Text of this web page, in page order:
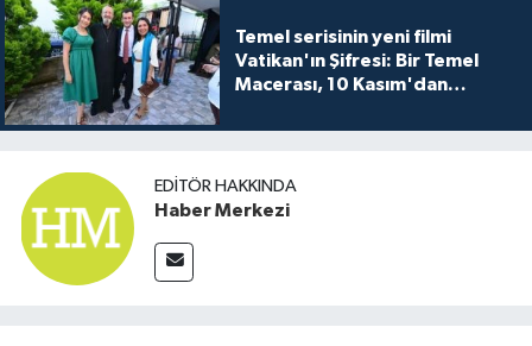
Temel serisinin yeni filmi
Vatikan'ın Şifresi: Bir Temel
Macerası, 10 Kasım'dan
buluşuyo
EDITÖR HAKKINDA
Haber Merkezi